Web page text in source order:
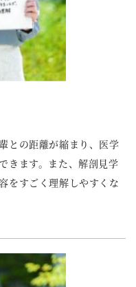
との距離が縮まり、医学
きます。また、解剖見学
をすごく理解しやすくな